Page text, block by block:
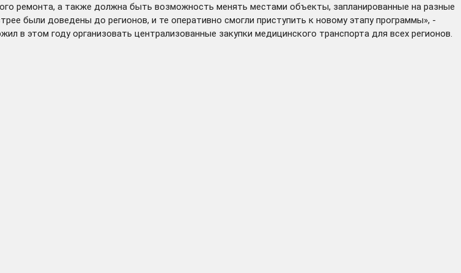
ремонта, а также должна быть возможность менять местами объекты, запланированные на разные
были доведены до регионов, и те оперативно смогли приступить к новому этапу программы», -
в этом году организовать централизованные закупки медицинского транспорта для всех регионов.